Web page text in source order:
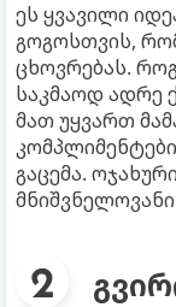
ეს ყვავილი
გოგოსთვის,
ცხოვრებას.
საკმაოდ ადრე
მათ უყვართ
გაცემა.